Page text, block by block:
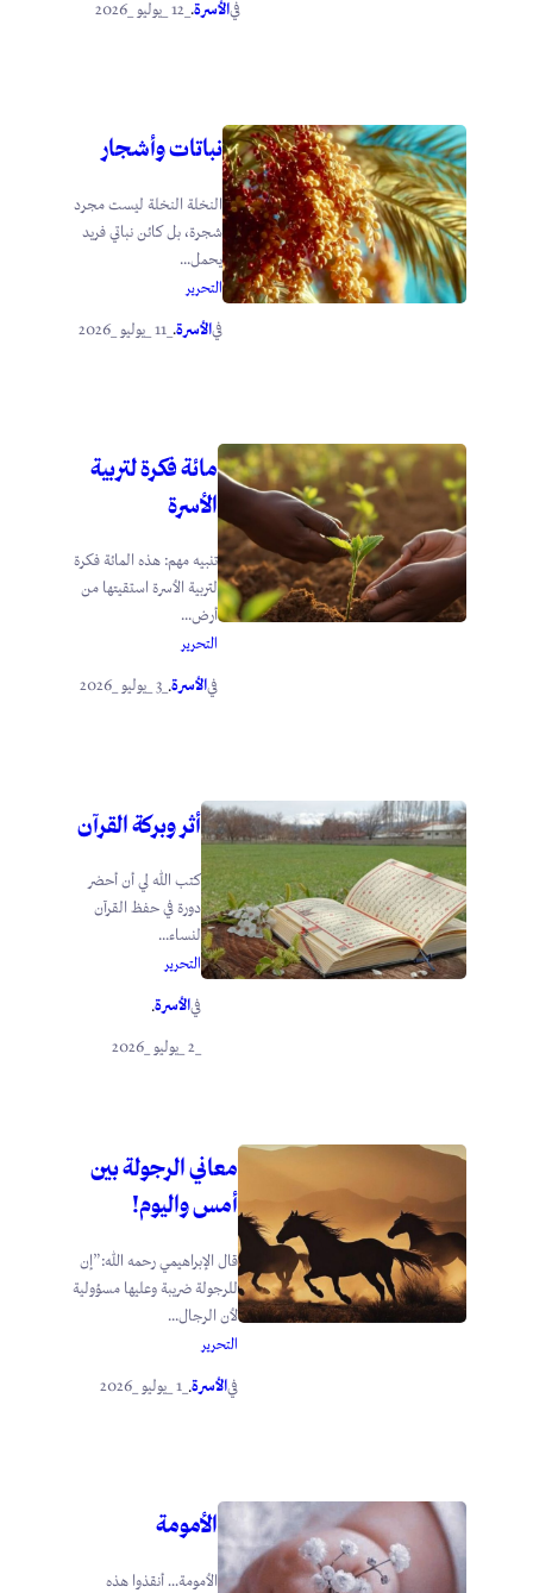
فيالأسرة.
نباتات وأشجار
النخلة النخلة ليست مجرد
شجرة، بل كائن نباتي فريد
يحمل...
التحرير
فيالأسرة. _11 _يوليو _2026
مائة فكرة لتربية
الأسرة
تنبيه مهم: هذه المائة فكرة
لتربية الأسرة استقيتها من
أرض...
التحرير
فيالأسرة.
أثر وبركة القرآن
كتب الله لي أن أحضر
دورة في حفظ القرآن
لنساء...
التحرير
فيالأسرة.
معاني الرجولة بين
أمس واليوم!
قال الإبراهيمي رحمه الله:”إن
للرجولة ضريبة وعليها مسؤولية
لأن الرجال...
التحرير
فيالأسرة.
الأمومة
الأمومة… أنقذوا هذه